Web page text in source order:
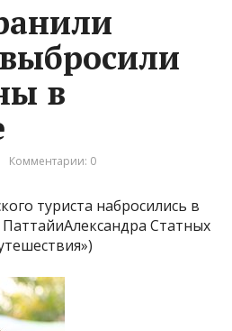
в
Комментарии: 0
туриста набросились в
Статных